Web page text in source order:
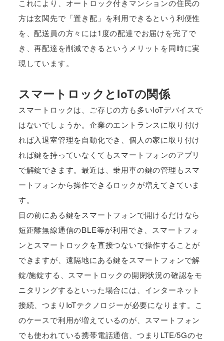
これにより、オートロック付きマンションの住民の
方は玄関先で「置き配」を利用できるという利便性
を、配送員の方々には1度の配達でお届けを完了で
き、再配達を削減できるというメリットを同時に実
現しています。
スマートロックとIoTの関係
スマートロックは、ご存じの方も多いIoTデバイスで
はないでしょうか。企業のエントランスに取り付け
れば入退室管理を自動化でき、個人の家に取り付け
れば鍵を持っていなくてもスマートフォンのアプリ
で解錠できます。最近は、乗用車の鍵の管理もスマ
ートフォンから操作できるロックが増えてきていま
す。
目の前にある鍵をスマートフォンで開けるだけなら
短距離無線通信のBLE等が利用でき、スマートフォ
ンとスマートロックを直接つないで操作することが
できますが、遠隔地にある鍵をスマートフォンで解
錠/施錠する、スマートロックの開閉状況の確認をモ
ニタリングするといった場合には、インターネット
接続、つまりIoTテクノロジーが必要になります。こ
のケースで利用が増えているのが、スマートフォン
でも使われている携帯電話通信、つまりLTE/5Gのセ